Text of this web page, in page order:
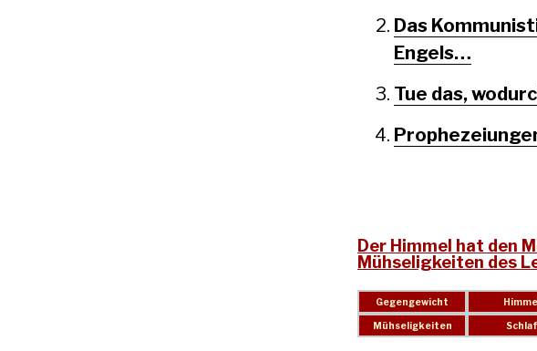
Das
Engels…
Tue das,
Der Himmel hat den
Mühseligkeiten des